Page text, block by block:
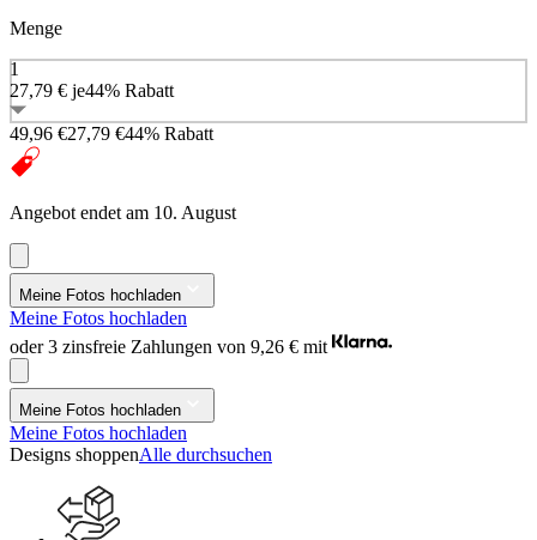
Menge
1
27,79 € je44% Rabatt
49,96 €27,79 €44% Rabatt
Angebot endet am 10. August
Meine Fotos hochladen
Meine Fotos hochladen
oder 3 zinsfreie Zahlungen von 9,26 € mit
Meine Fotos hochladen
Meine Fotos hochladen
Designs shoppenAlle durchsuchen